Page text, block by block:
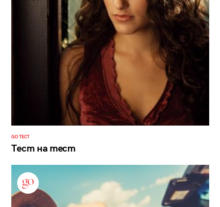
GO ТЕСТ
Тест на тест